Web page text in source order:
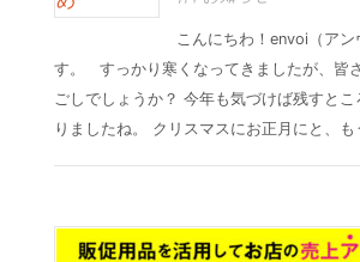
こんにちわ！envoi（ア
す。 すっかり寒くなってきましたが、皆
ごしでしょうか？ 今年も気づけば残すと
りましたね。 クリスマスにお正月にと、